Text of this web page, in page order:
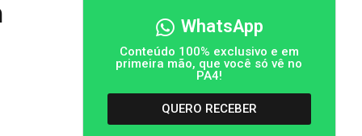
WhatsApp
Conteúdo 100% exclusivo e em
primeira mão, que você só vê no
PA4!
QUERO RECEBER